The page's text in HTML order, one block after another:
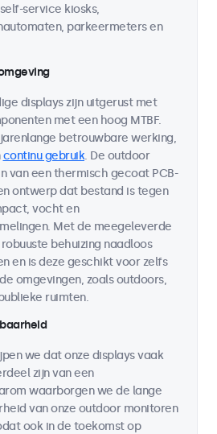
service kiosks,
parkeermeters en
displays zijn uitgerust met
met een hoog MTBF.
betrouwbare werking,
continu gebruik. De outdoor
van een thermisch gecoat PCB-
ontwerp dat bestand is tegen
vocht en
Met de meegeleverde
behuizing naadloos
en is deze geschikt voor zelfs
omgevingen, zoals outdoors,
ruimten.
we dat onze displays vaak
zijn van een
waarborgen we de lange
van onze outdoor monitoren
ook in de toekomst op